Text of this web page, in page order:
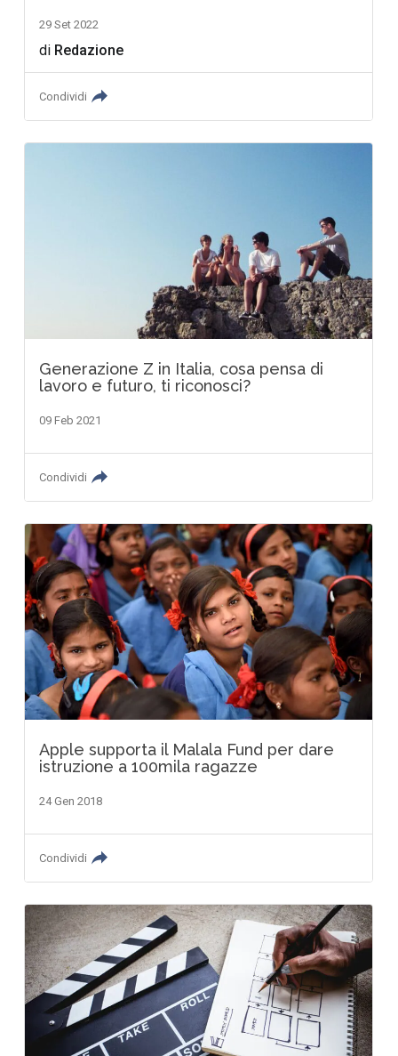
29 Set 2022
di Redazione
Condividi
Generazione Z in Italia, cosa pensa di
lavoro e futuro, ti riconosci?
09 Feb 2021
Condividi
Apple supporta il Malala Fund per dare
istruzione a 100mila ragazze
24 Gen 2018
Condividi